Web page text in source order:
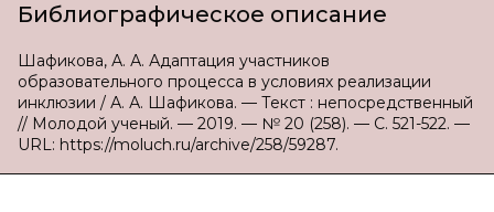
Библиографическое описание
Шафикова, А. А. Адаптация участников
образовательного процесса в условиях реализации
инклюзии / А. А. Шафикова. — Текст : непосредственный
// Молодой ученый. — 2019. — № 20 (258). — С. 521-522. —
URL: https://moluch.ru/archive/258/59287.